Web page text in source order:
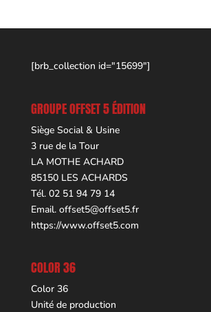
[brb_collection id="15699"]
GROUPE OFFSET 5 ÉDITION
Siège Social & Usine
3 rue de la Tour
LA MOTHE ACHARD
85150 LES ACHARDS
Tél. 02 51 94 79 14
Email. offset5@offset5.fr
https://www.offset5.com
COLOR 36
Color 36
Unité de production